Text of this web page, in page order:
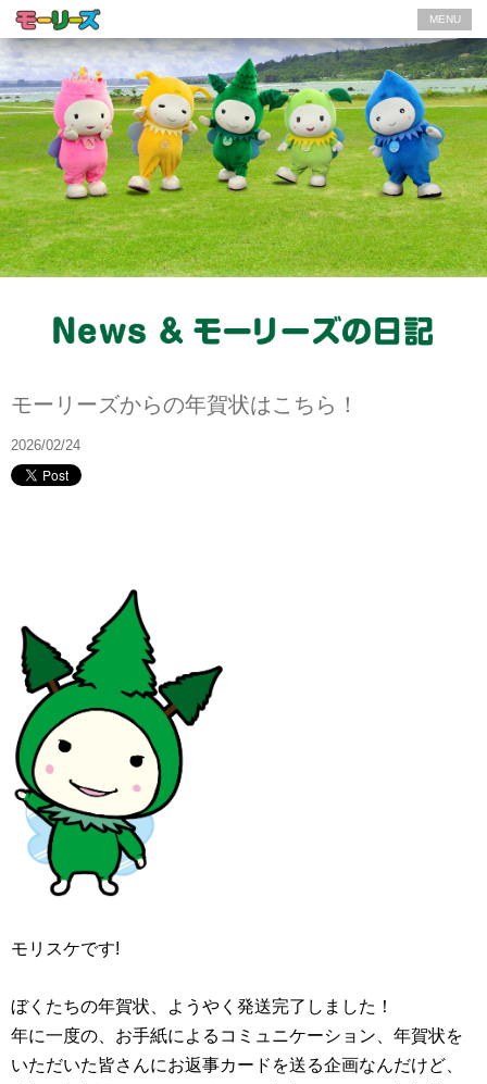
MENU
モーリーズからの年賀状はこちら！
2026/02/24
モリスケです!
ぼくたちの年賀状、ようやく発送完了しました！
年に一度の、お手紙によるコミュニケーション、年賀状を
いただいた皆さんにお返事カードを送る企画なんだけど、